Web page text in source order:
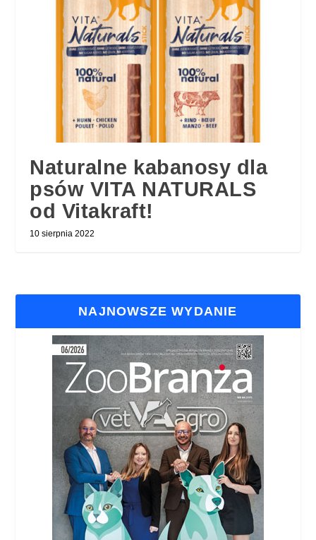
Naturalne kabanosy dla
psów VITA NATURALS
od Vitakraft!
10 sierpnia 2022
NAJNOWSZE WYDANIE